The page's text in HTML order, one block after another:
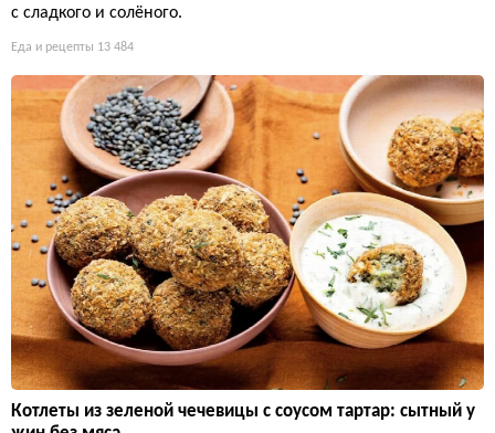
с сладкого и солёного.
Еда и рецепты 13 484
Котлеты из зеленой чечевицы с соусом тартар: сытный у